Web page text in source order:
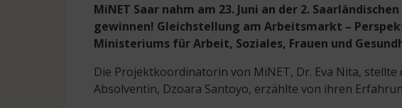
MiNET Saar nahm am 23. Juni an der 2.
gewinnen! Gleichstellung am Arbeitsmarkt –
Ministeriums für Arbeit, Soziales, Frauen und
Die Projektkoordinatorin von MiNET, Dr. Eva Nita,
Absolventin, Dzoara Santoyo, erzählte von ihren